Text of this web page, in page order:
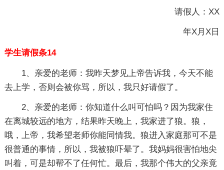
请假人：XX
年X月X日
学生请假条14
1、亲爱的老师：我昨天梦见上帝告诉我，今天不能
去上学，否则会被你骂，所以，我只好请假了。
2、亲爱的老师：你知道什么叫可怕吗？因为我家住
在离城较远的地方，结果昨天晚上，我家进了狼。狼，
哦，上帝，我希望老师你能同情我。狼进入家庭那可不是
很普通的事情，所以，我被狼吓晕了。我妈妈很害怕地尖
叫着，可是却帮不了任何忙。最后，我那个伟大的父亲竟